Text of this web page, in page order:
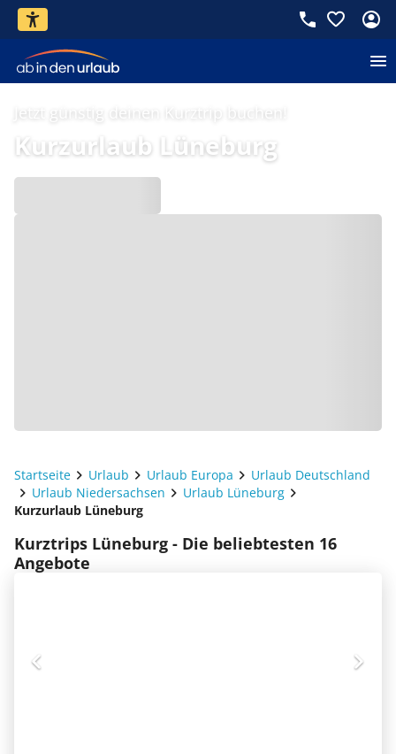
Jetzt günstig deinen Kurztrip buchen!
Kurzurlaub Lüneburg
Startseite Urlaub Urlaub Europa
Urlaub Deutschland
Urlaub Niedersachsen
Urlaub Lüneburg
Kurzurlaub Lüneburg
Kurztrips Lüneburg - Die beliebtesten 16
Angebote